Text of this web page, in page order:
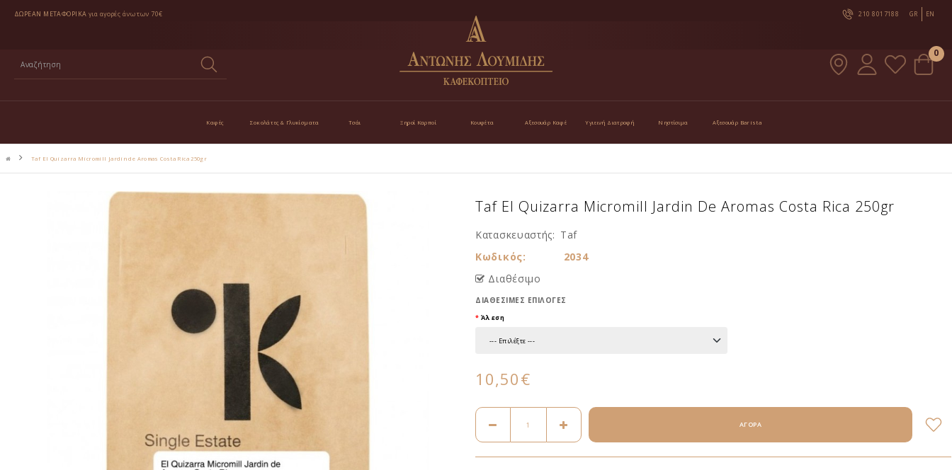
ΔΩΡΕΑΝ ΜΕΤΑΦΟΡΙΚΑ για αγορές άνω των 70€ 210 8017188 GR EN
0
Καφές Σοκολάτες & Γλυκίσματα Τσάι Ξηροί Καρποί Κουφέτα Αξεσουάρ Καφέ Υγιεινή Διατροφή Νηστίσιμα Αξεσουάρ Barista
Taf El Quizarra Micromill Jardin de Aromas Costa Rica 250gr
Taf El Quizarra Micromill Jardin De Aromas Costa Rica 250gr
Κατασκευαστής: Taf
Κωδικός:
2034
Διαθέσιμο
ΔΙΑΘΈΣΙΜΕΣ ΕΠΙΛΟΓΈΣ
Άλεση
10,50€